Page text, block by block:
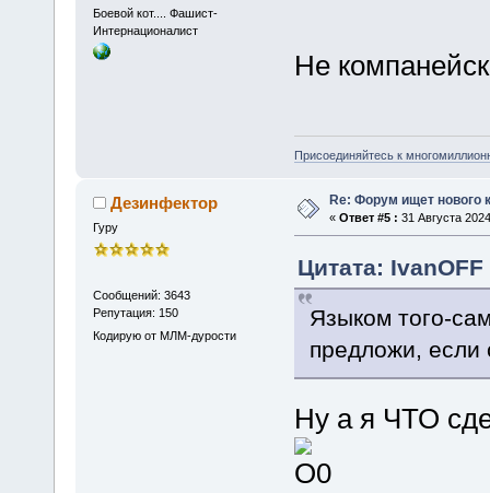
Боевой кот.... Фашист-
Интернационалист
Не
Присоединяйтесь к
Дезинфектор
Гуру
Сообщений: 3643
Репутация: 150
Кодирую от МЛМ-дурости
Re: Форум ищет нового
« Ответ #5 : 31 Августа
Цитата:
Языком того-
предложи, если
Ну а я ЧТО